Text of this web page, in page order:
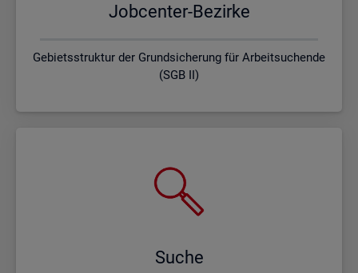
Job­cen­ter-Be­zir­ke
Gebietsstruktur der Grundsicherung für Arbeitsuchende
(SGB II)
Suche